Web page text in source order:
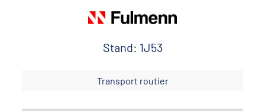
Stand: 1J53
Transport routier